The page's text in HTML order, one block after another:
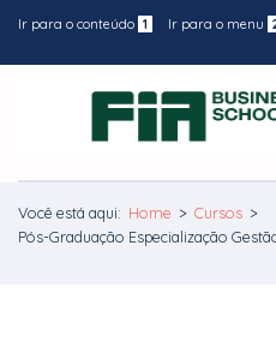
Ir para o conteúdo 1 Ir para o menu
Você está aqui: Home > Cursos >
Pós-Graduação Especialização